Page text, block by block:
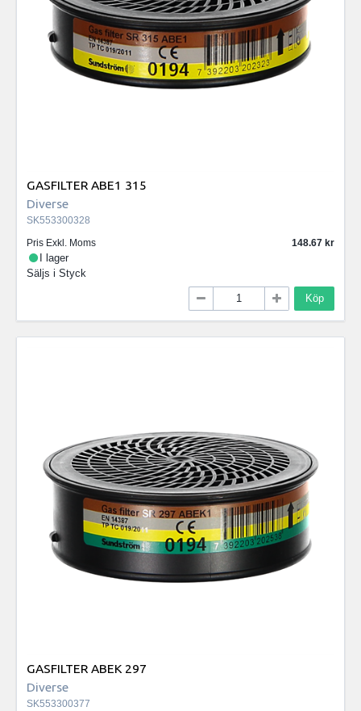
GASFILTER ABE1 315
Diverse
SK553300328
Pris Exkl. Moms
148.67
I lager
Säljs i Styck
Köp
GASFILTER ABEK 297
Diverse
SK553300377